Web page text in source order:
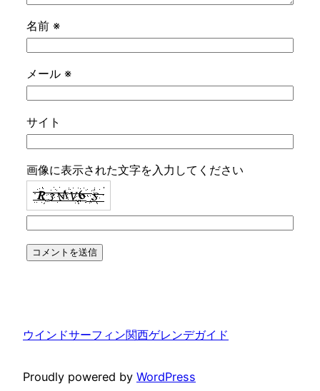
名前 ※
メール ※
サイト
画像に表示された文字を入力してください
ウインドサーフィン関西ゲレンデガイド
Proudly powered by WordPress